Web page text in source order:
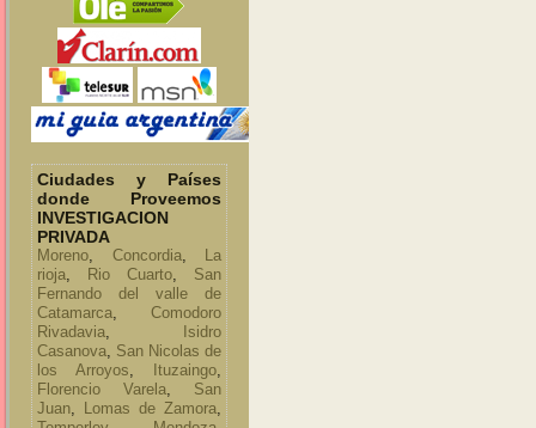
Ciudades y Países
donde Proveemos
INVESTIGACION
PRIVADA
Moreno, Concordia,
La
rioja, Rio Cuarto, San
Fernando del valle de
Catamarca, Comodoro
Rivadavia,
Isidro
Casanova, San Nicolas de
los Arroyos, Ituzaingo,
Florencio Varela, San
Juan, Lomas de Zamora,